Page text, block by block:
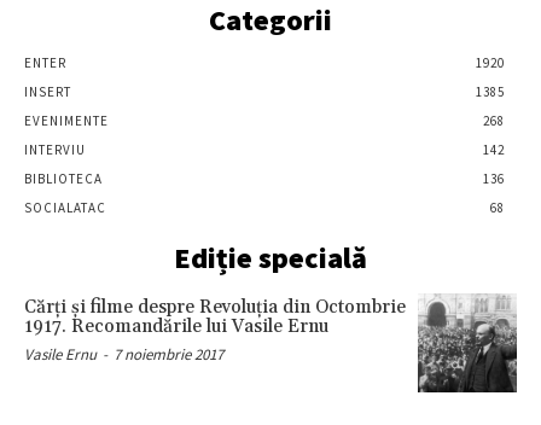
Categorii
ENTER
1920
INSERT
1385
EVENIMENTE
268
INTERVIU
142
BIBLIOTECA
136
SOCIALATAC
68
Ediție specială
Cărţi şi filme despre Revoluţia din Octombrie
1917. Recomandările lui Vasile Ernu
Vasile Ernu - 7 noiembrie 2017